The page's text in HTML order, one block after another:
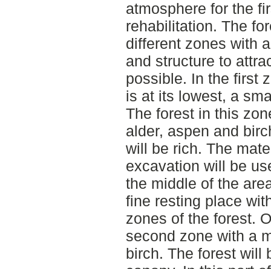
atmosphere for the
rehabilitation. The
different zones with
and structure to
possible. In the first
is at its lowest, a
The forest in this
alder, aspen and
will be rich. The
excavation will be
the middle of the
fine resting place
zones of the forest.
second zone with a
birch. The forest will